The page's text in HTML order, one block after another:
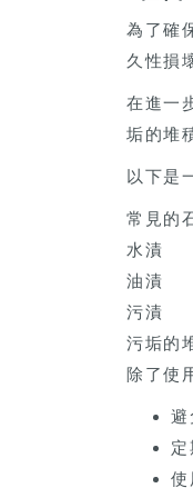
為了確
久性損
在進一
垢的堆
以下是
常見的
水漬
油漬
污漬
污垢的
除了使
避
定
使